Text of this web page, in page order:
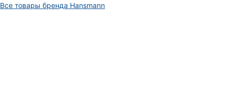
Все товары бренда Hansmann